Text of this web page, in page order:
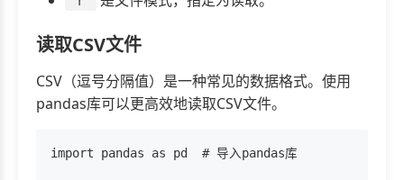
读取CSV文件
CSV（逗号分隔值）是一种常见的数据格式。使用
pandas库可以更高效地读取CSV文件。
import pandas as pd  # 导入pandas库